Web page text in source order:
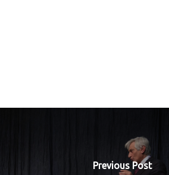
Previous Post